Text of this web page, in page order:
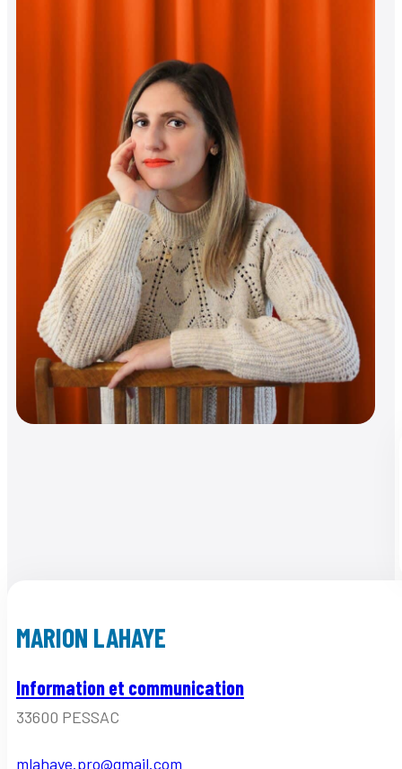
MARION LAHAYE
Information et communication
33600 PESSAC
mlahaye.pro@gmail.com